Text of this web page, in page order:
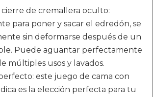
cierre de cremallera oculto:
para poner y sacar el edredón, se
sin deformarse después de un
Puede aguantar perfectamente
múltiples usos y lavados.
este juego de cama con
es la elección perfecta para tu